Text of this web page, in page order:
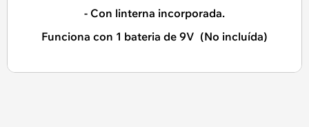
- Con linterna incorporada.
Funciona con 1 bateria de 9V (No incluída)